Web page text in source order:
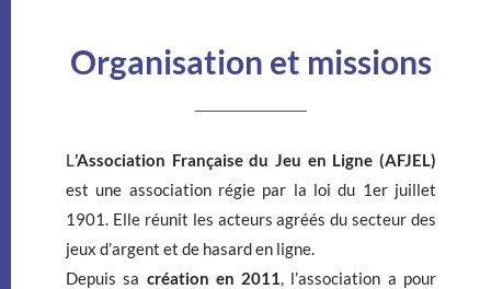
Organisation et missions
L’Association Française du Jeu en Ligne (AFJEL)
est une association régie par la loi du 1er juillet
1901. Elle réunit les acteurs agréés du secteur des
jeux d’argent et de hasard en ligne.
Depuis sa création en 2011, l’association a pour